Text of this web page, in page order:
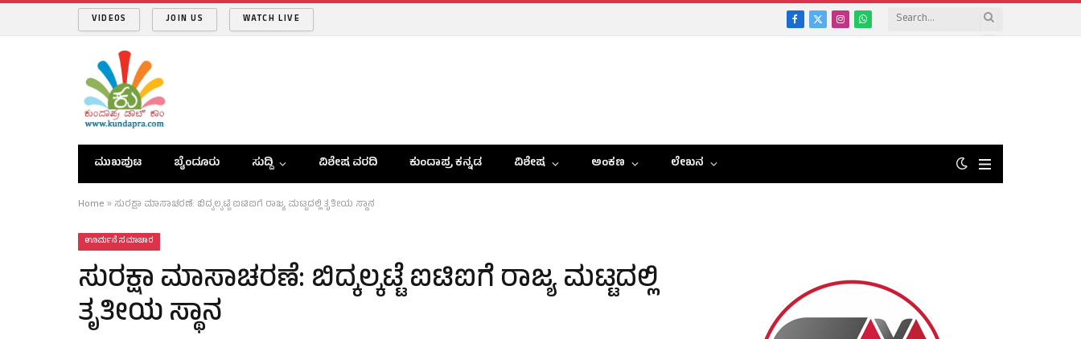
VIDEOS JOIN US WATCH LIVE Facebook
X
InstagramWhatsApp
ಮುಖಪುಟ ಬೈಂದೂರು ಸುದ್ದಿ ವಿಶೇಷ ವರದಿ ಕುಂದಾಪ್ರ ಕನ್ನಡ ವಿಶೇಷ ಅಂಕಣ ಲೇಖನ
Home » ಸುರಕ್ಷಾ ಮಾಸಾಚರಣೆ: ಬಿದ್ಕಲ್ಕಟ್ಟೆ ಐಟಿಐಗೆ ರಾಜ್ಯ ಮಟ್ಟದಲ್ಲಿ ತೃತೀಯ ಸ್ಥಾನ
ಊರ್ಮನೆ ಸಮಾಚಾರ
ಸುರಕ್ಷಾ ಮಾಸಾಚರಣೆ: ಬಿದ್ಕಲ್ಕಟ್ಟೆ ಐಟಿಐಗೆ ರಾಜ್ಯ ಮಟ್ಟದಲ್ಲಿ
ತೃತೀಯ ಸ್ಥಾನ